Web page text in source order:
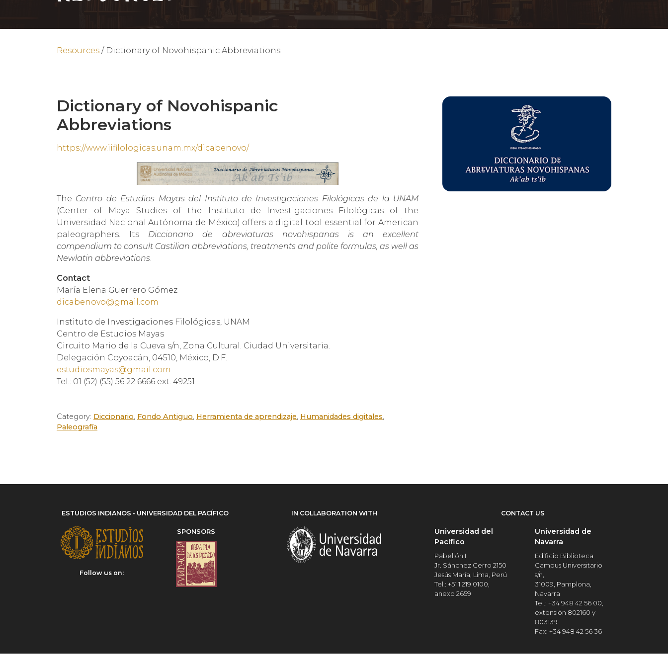
Resources / Dictionary of Novohispanic Abbreviations
Dictionary of Novohispanic
Abbreviations
https://www.iifilologicas.unam.mx/dicabenovo/
The Centro de Estudios Mayas del Instituto de Investigaciones Filológicas de la UNAM
(Center of Maya Studies of the Instituto de Investigaciones Filológicas of the
Universidad Nacional Autónoma de México) offers a digital tool essential for American
paleographers. Its Diccionario de abreviaturas novohispanas is an excellent
compendium to consult Castilian abbreviations, treatments and polite formulas, as well as
Newlatin abbreviations.
Contact
María Elena Guerrero Gómez
dicabenovo@gmail.com
Instituto de Investigaciones Filológicas, UNAM
Centro de Estudios Mayas
Circuito Mario de la Cueva s/n, Zona Cultural. Ciudad Universitaria.
Delegación Coyoacán, 04510, México, D.F.
estudiosmayas@gmail.com
Tel.: 01 (52) (55) 56 22 6666 ext. 49251
Category: Diccionario, Fondo Antiguo, Herramienta de aprendizaje, Humanidades digitales,
Paleografía
ESTUDIOS INDIANOS - UNIVERSIDAD DEL PACÍFICO
Follow us on:
SPONSORS
IN COLLABORATION WITH CONTACT US
Universidad del
Pacífico
Pabellón I
Jr. Sánchez Cerro 2150
Jesús María, Lima, Perú
Tel.: +51 1 219 0100,
anexo 2659
Universidad de
Navarra
Edificio Biblioteca
Campus Universitario
s/n,
31009, Pamplona,
Navarra
Tel.: +34 948 42 56 00,
extensión 802160 y
803139
Fax: +34 948 42 56 36